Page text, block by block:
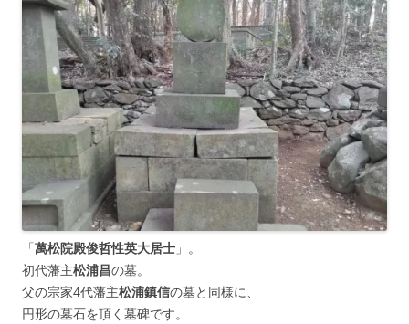
「萬松院殿俊哲性英大居士 」。
初代藩主松浦昌の墓。
父の宗家4代藩主松浦鎮信の墓と同様に、
円形の墓石を頂く墓碑です。